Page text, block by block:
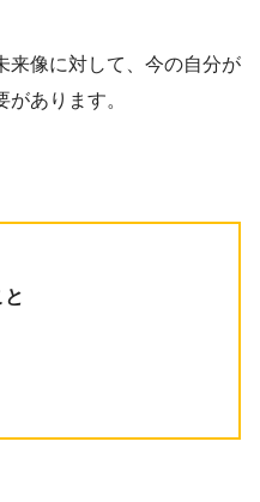
来像に対して、今の自分が
あります。